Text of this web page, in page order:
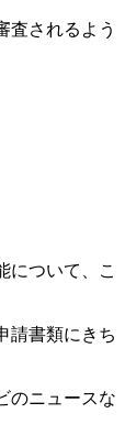
査されるよう
について、こ
請書類にきち
のニュースな